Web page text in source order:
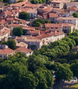
BEAUX
de caractère,
Tourisme) ...
En savoir +